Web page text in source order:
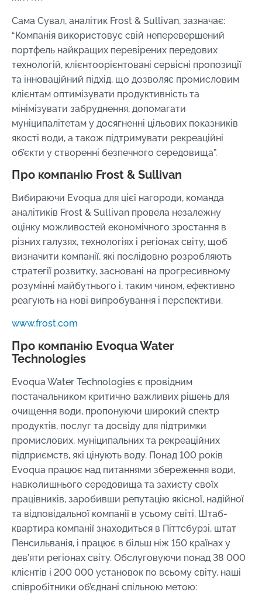
Сама Сувал, аналітик Frost & Sullivan, зазначає:
“Компанія використовує свій неперевершений
портфель найкращих перевірених передових
технологій, клієнтоорієнтовані сервісні пропозиції
та інноваційний підхід, що дозволяє промисловим
клієнтам оптимізувати продуктивність та
мінімізувати забруднення, допомагати
муніципалітетам у досягненні цільових показників
якості води, а також підтримувати рекреаційні
об’єкти у створенні безпечного середовища”.
Про компанію Frost & Sullivan
Вибираючи Evoqua для цієї нагороди, команда
аналітиків Frost & Sullivan провела незалежну
оцінку можливостей економічного зростання в
різних галузях, технологіях і регіонах світу, щоб
визначити компанії, які послідовно розробляють
стратегії розвитку, засновані на прогресивному
розумінні майбутнього і, таким чином, ефективно
реагують на нові випробування і перспективи.
www.frost.com
Про компанію Evoqua Water
Technologies
Evoqua Water Technologies є провідним
постачальником критично важливих рішень для
очищення води, пропонуючи широкий спектр
продуктів, послуг та досвіду для підтримки
промислових, муніципальних та рекреаційних
підприємств, які цінують воду. Понад 100 років
Evoqua працює над питаннями збереження води,
навколишнього середовища та захисту своїх
працівників, заробивши репутацію якісної, надійної
та відповідальної компанії в усьому світі. Штаб-
квартира компанії знаходиться в Піттсбурзі, штат
Пенсильванія, і працює в більш ніж 150 країнах у
дев’яти регіонах світу. Обслуговуючи понад 38 000
клієнтів і 200 000 установок по всьому світу, наші
співробітники об’єднані спільною метою: